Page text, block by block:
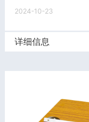
2024-10-23
详细信息